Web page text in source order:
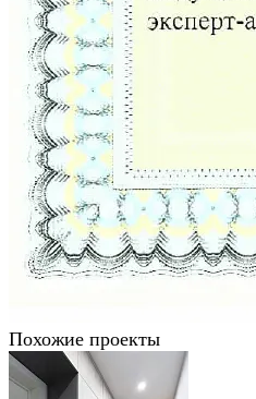
Похожие проекты